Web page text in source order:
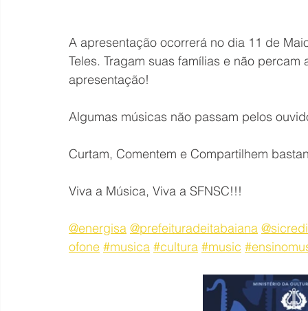
A apresentação ocorrerá no dia 11 de
Teles. Tragam suas famílias e não
apresentação!
Algumas músicas não passam pelos
Curtam, Comentem e Compartilhem
Viva a Música, Viva a SFNSC!!!
@energisa @prefeituradeitabaiana
ofone #musica #cultura #music